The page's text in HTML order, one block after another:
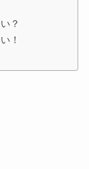
？
！